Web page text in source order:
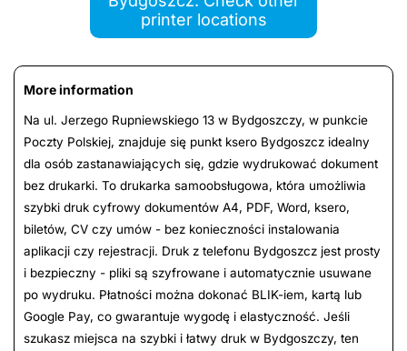
printer locations
More information
Na ul. Jerzego Rupniewskiego 13 w Bydgoszczy, w punkcie
Poczty Polskiej, znajduje się punkt ksero Bydgoszcz idealny
dla osób zastanawiających się, gdzie wydrukować dokument
bez drukarki. To drukarka samoobsługowa, która umożliwia
szybki druk cyfrowy dokumentów A4, PDF, Word, ksero,
biletów, CV czy umów - bez konieczności instalowania
aplikacji czy rejestracji. Druk z telefonu Bydgoszcz jest prosty
i bezpieczny - pliki są szyfrowane i automatycznie usuwane
po wydruku. Płatności można dokonać BLIK-iem, kartą lub
Google Pay, co gwarantuje wygodę i elastyczność. Jeśli
szukasz miejsca na szybki i łatwy druk w Bydgoszczy, ten